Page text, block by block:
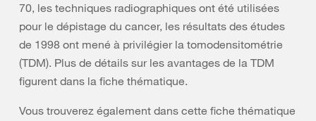
70, les techniques radiographiques ont été utilisées
pour le dépistage du cancer, les résultats des études
de 1998 ont mené à privilégier la tomodensitométrie
(TDM). Plus de détails sur les avantages de la TDM
figurent dans la fiche thématique.
Vous trouverez également dans cette fiche thématique